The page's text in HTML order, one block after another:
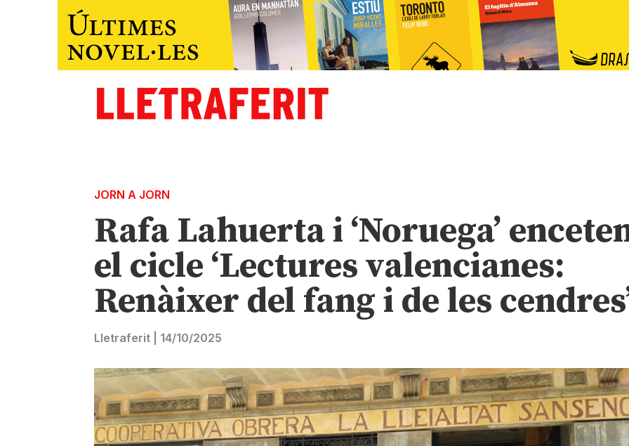
JORN A JORN
Rafa Lahuerta i ‘Noruega’
el cicle ‘Lectures valencianes:
Renàixer del fang i de les
Lletraferit 14/10/2025